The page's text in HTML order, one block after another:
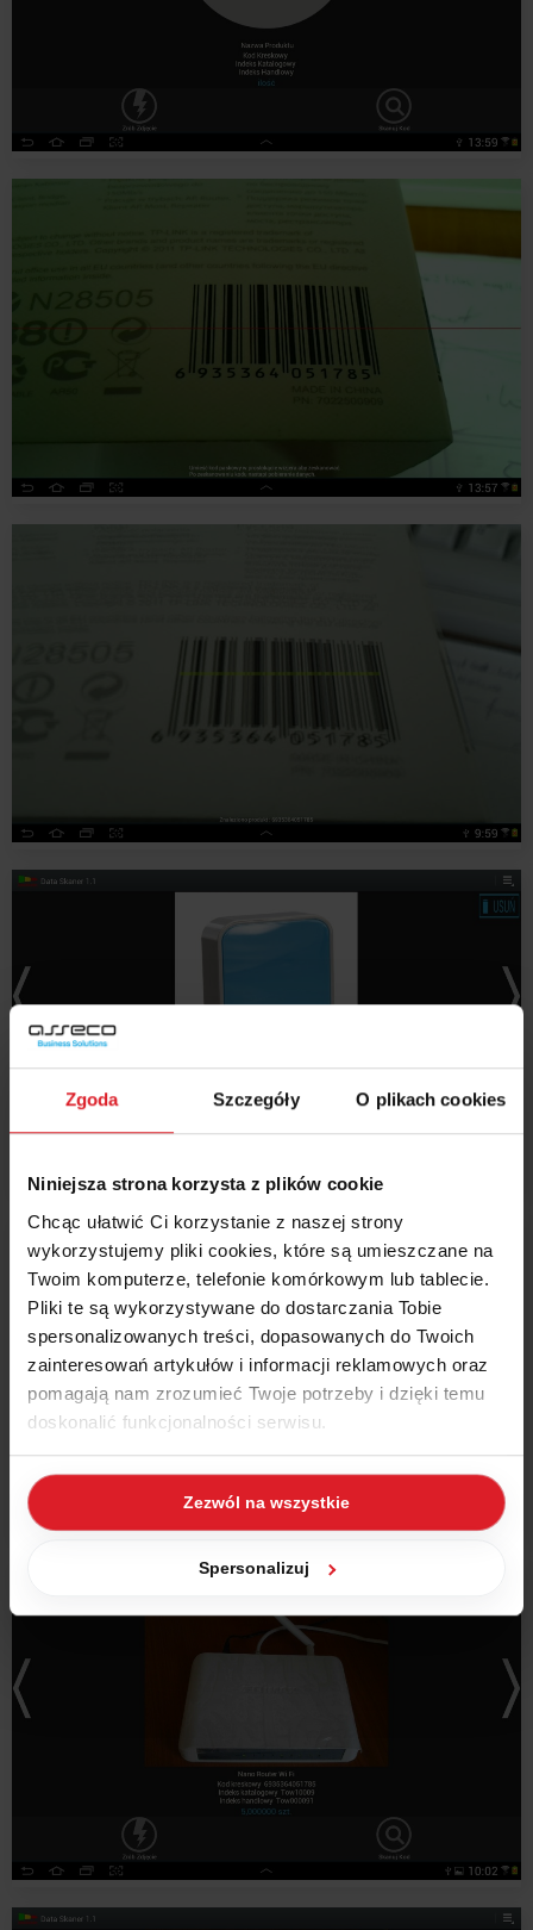
Zgoda Szczegóły O plikach cookies
Niniejsza strona korzysta z plików cookie
Chcąc ułatwić Ci korzystanie z naszej strony
wykorzystujemy pliki cookies, które są umieszczane na
Twoim komputerze, telefonie komórkowym lub tablecie.
Pliki te są wykorzystywane do dostarczania Tobie
spersonalizowanych treści, dopasowanych do Twoich
zainteresowań artykułów i informacji reklamowych oraz
pomagają nam zrozumieć Twoje potrzeby i dzięki temu
doskonalić funkcjonalności serwisu.
Część z plików jest niezbędna do prawidłowego działania
serwisu i jego funkcjonalności. Jeżeli nie wyrażasz
zgody na zapisywanie plików cookies, możesz łatwo
zarządzać swoimi uprawnieniami, np. we własnej
Zarządzaj cookies. Szczegółowe informacje na ten temat
Polityce Cookies
Dowiedz się więcej o tym, jak Google przetwarza dane
https://business.safety.google/privacy/
Zezwól na wszystkie
Spersonalizuj